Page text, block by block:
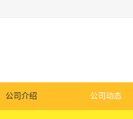
公司介绍 公司动态